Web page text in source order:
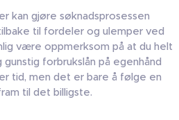
kan gjøre søknadsprosessen
til fordeler og ulemper ved
være oppmerksom på at du helt
forbrukslån på egenhånd
tid, men det er bare å følge en
til det billigste.